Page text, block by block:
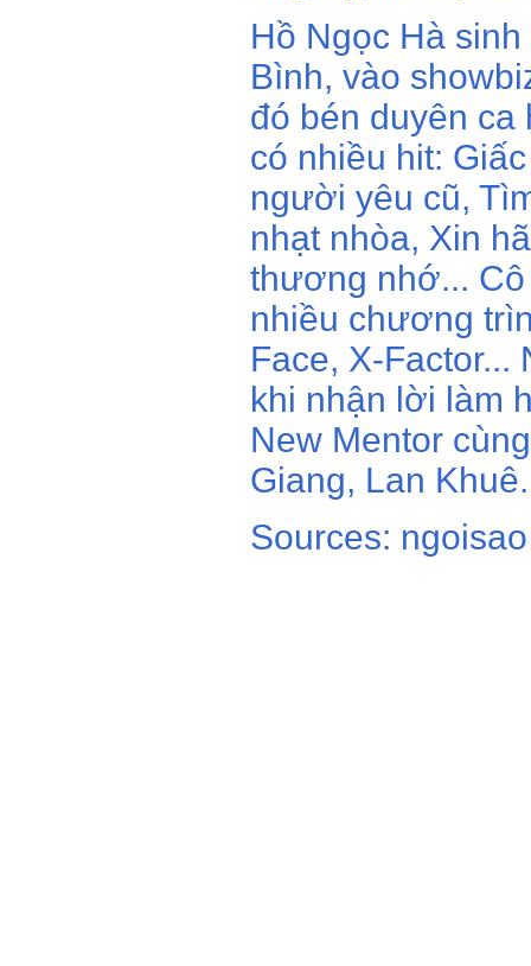
Hồ Ngọc Hà
Bình, vào
đó bén duyên ca
có nhiều hit:
người yêu cũ,
nhạt nhòa, Xin
thương nhớ...
nhiều chương
Face, X-Factor...
khi nhận lời làm
New Mentor
Giang, Lan Khuê.
Sources: ngoisao